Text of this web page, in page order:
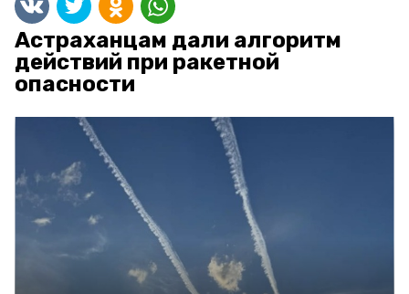
Астраханцам дали алгоритм
действий при ракетной
опасности